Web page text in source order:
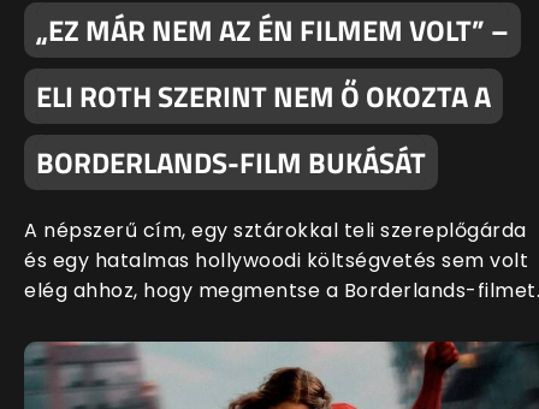
„EZ MÁR NEM AZ ÉN FILMEM VOLT” –
ELI ROTH SZERINT NEM Ő OKOZTA A
BORDERLANDS-FILM BUKÁSÁT
A népszerű cím, egy sztárokkal teli szereplőgárda
és egy hatalmas hollywoodi költségvetés sem volt
elég ahhoz, hogy megmentse a Borderlands-filmet.